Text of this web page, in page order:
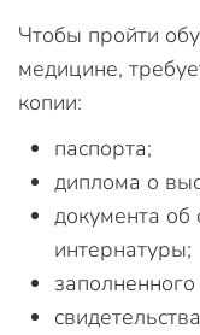
Чтобы пройти
медицине,
копии:
паспорта;
диплома о
документа
интернатуры;